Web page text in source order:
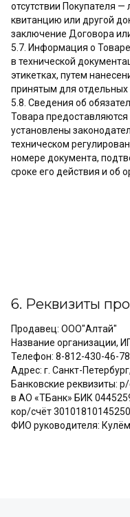
отсутствии Покупателя
квитанцию или другой
заключение Договора
5.7. Информация о
в технической
этикетках, путем
принятым для отдельных
5.8. Сведения об
Товара
установлены
техническом
номере документа,
сроке его действия и об
6. Реквизиты
Продавец: ООО"Алтай"
Название организации,
Телефон: 8-812-430-46-78
Адрес: г. Санкт-
Банковские реквизиты:
в АО «ТБанк» БИК
кор/счёт
ФИО руководителя: